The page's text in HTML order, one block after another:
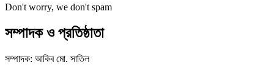
Don't worry, we don't spam
সম্পাদক ও প্রতিষ্ঠাতা
সম্পাদক: আকিব মো. সাতিল